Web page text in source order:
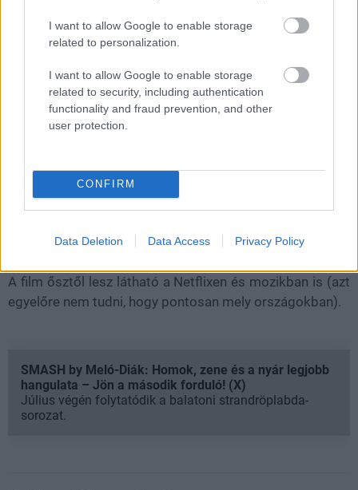
I want to allow Google to enable storage
related to personalization.
I want to allow Google to enable storage
related to security, including authentication
functionality and fraud prevention, and other
user protection.
CONFIRM
Data Deletion Data Access Privacy Policy
Nézzétek meg az előzetest, azonnal eladja.
A film ősztől lesz látható a Netflixen és mozikban is (azt
egyelőre nem tudni, hogy pontosan mely országokban).
SMASH by Meló-Diák: Homok, zene és a nyár legjobb
hangulata – Jön a második forduló! (X)
Július végén folytatódik a balatoni strandröplabda-
sorozat.